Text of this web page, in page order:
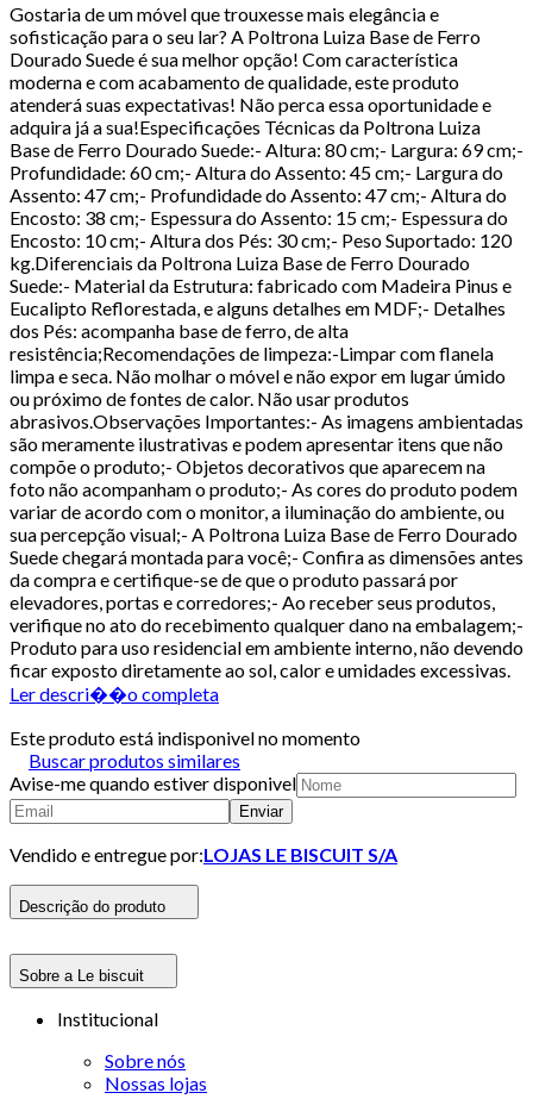
Gostaria de um móvel que trouxesse mais elegância e
sofisticação para o seu lar? A Poltrona Luiza Base de Ferro
Dourado Suede é sua melhor opção! Com característica
moderna e com acabamento de qualidade, este produto
atenderá suas expectativas! Não perca essa oportunidade e
adquira já a sua!Especificações Técnicas da Poltrona Luiza
Base de Ferro Dourado Suede:- Altura: 80 cm;- Largura: 69 cm;-
Profundidade: 60 cm;- Altura do Assento: 45 cm;- Largura do
Assento: 47 cm;- Profundidade do Assento: 47 cm;- Altura do
Encosto: 38 cm;- Espessura do Assento: 15 cm;- Espessura do
Encosto: 10 cm;- Altura dos Pés: 30 cm;- Peso Suportado: 120
kg.Diferenciais da Poltrona Luiza Base de Ferro Dourado
Suede:- Material da Estrutura: fabricado com Madeira Pinus e
Eucalipto Reflorestada, e alguns detalhes em MDF;- Detalhes
dos Pés: acompanha base de ferro, de alta
resistência;Recomendações de limpeza:-Limpar com flanela
limpa e seca. Não molhar o móvel e não expor em lugar úmido
ou próximo de fontes de calor. Não usar produtos
abrasivos.Observações Importantes:- As imagens ambientadas
são meramente ilustrativas e podem apresentar itens que não
compõe o produto;- Objetos decorativos que aparecem na
foto não acompanham o produto;- As cores do produto podem
variar de acordo com o monitor, a iluminação do ambiente, ou
sua percepção visual;- A Poltrona Luiza Base de Ferro Dourado
Suede chegará montada para você;- Confira as dimensões antes
da compra e certifique-se de que o produto passará por
elevadores, portas e corredores;- Ao receber seus produtos,
verifique no ato do recebimento qualquer dano na embalagem;-
Produto para uso residencial em ambiente interno, não devendo
ficar exposto diretamente ao sol, calor e umidades excessivas.
Ler descri��o completa
Este produto está indisponivel no momento
Buscar produtos similares
Avise-me quando estiver disponivel
Enviar
Vendido e entregue por:LOJAS LE BISCUIT S/A
Descrição do produto
Sobre a Le biscuit
Institucional
Sobre nós
Nossas lojas